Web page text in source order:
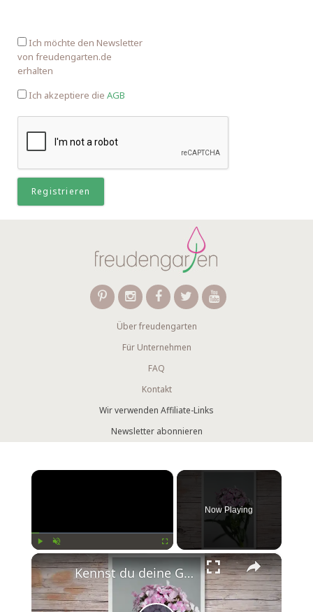
Ich möchte den Newsletter
von freudengarten.de
erhalten
Ich akzeptiere die AGB
Über freudengarten
Für Unternehmen
FAQ
Kontakt
Wir verwenden Affiliate-Links
Newsletter abonnieren
×
Fullscreen
Now Playing
×
Kennst du deine Geburtsblume?